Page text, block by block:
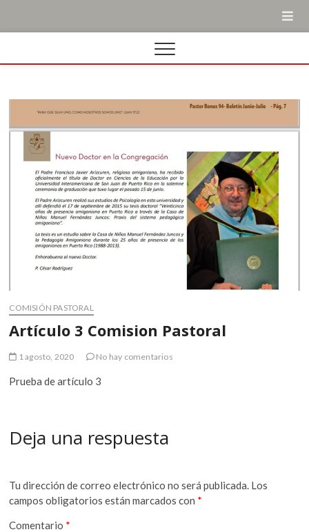
COMISIÓN PASTORAL
Artículo 3 Comision Pastoral
1 agosto, 2020 No hay comentarios
Prueba de artículo 3
Deja una respuesta
Tu dirección de correo electrónico no será publicada. Los
campos obligatorios están marcados con *
Comentario *